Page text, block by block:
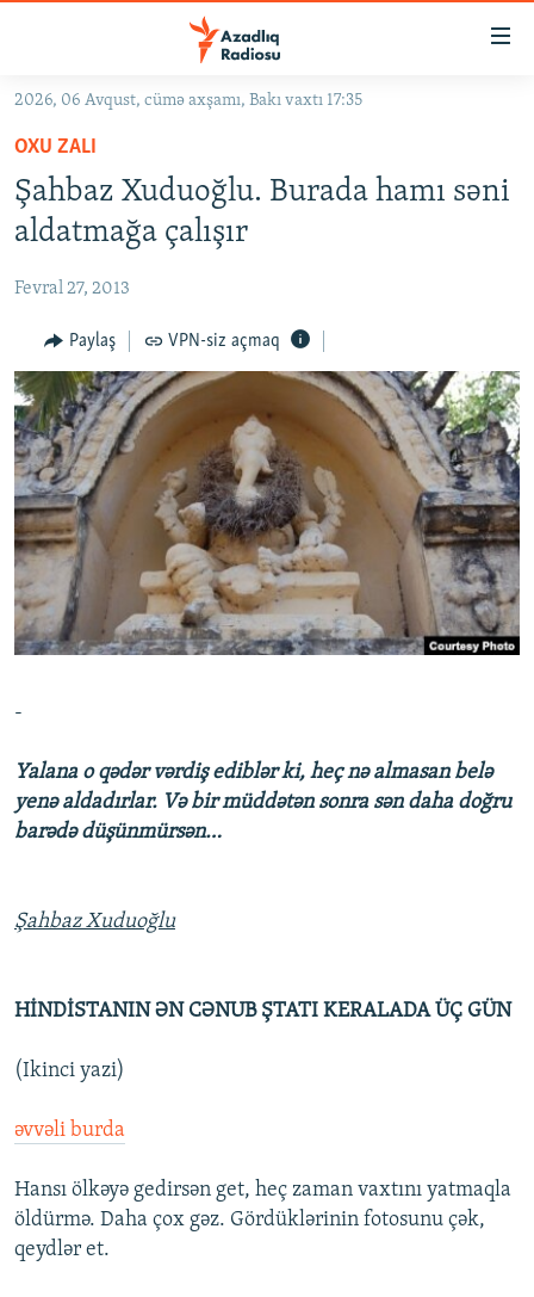
Əsas
qayıt
Əsas
naviqasiyaya
qayıt
Axtarışa
#İZAHLA
KORRUPSIOMETR
FƏRQƏ BAX
QANUNI DOĞRU
ARAŞDIRMA
MULTIMEDIA
VIDEO
FOTOQALEREYA
İNFOQRAFIKA
KARIKATURA
RADIO ARXIV
OXU ZALI
AZƏRBAYCAN ƏDƏBIYYATI KITABXANASI
İSLAM VƏ DEMOKRATIYA
İZ - MƏDƏNIYYƏT PROQRAMI
HAQQIMIZDA
MISSIYAMIZ
PEŞƏ ETIKASI VƏ JURNALISTIKA STANDARTLARIMIZ
MATERIALLARIMIZDAN ISTIFADƏ
XƏBƏR BÜLLETENLƏRIMIZ
BIZI IZLƏ
2026, 06 Avqust, cümə axşamı, Bakı vaxtı 17:35
OXU ZALI
Şahbaz Xuduoğlu. Burada hamı səni
aldatmağa çalışır
Fevral 27, 2013
Paylaş VPN-siz açmaq
-
Yalana o qədər vərdiş ediblər ki, heç nə almasan belə
yenə aldadırlar. Və bir müddətən sonra sən daha doğru
barədə düşünmürsən…
Şahbaz Xuduoğlu
HİNDİSTANIN ƏN CƏNUB ŞTATI KERALADA ÜÇ GÜN
(Ikinci yazi)
əvvəli burda
Hansı ölkəyə gedirsən get, heç zaman vaxtını yatmaqla
öldürmə. Daha çox gəz. Gördüklərinin fotosunu çək,
qeydlər et.